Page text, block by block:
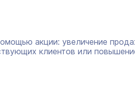
акции: увеличение
клиентов или